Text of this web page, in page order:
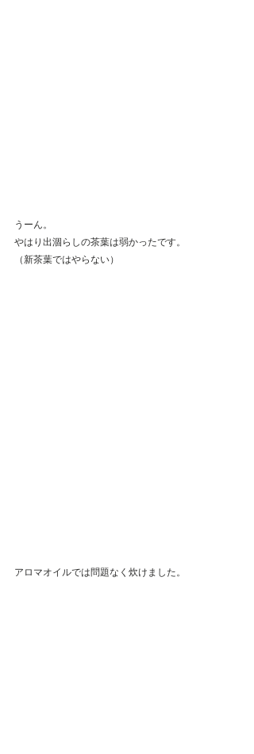
うーん。
やはり出涸らしの茶葉は弱かったです。
（新茶葉ではやらない）
アロマオイルでは問題なく炊けました。